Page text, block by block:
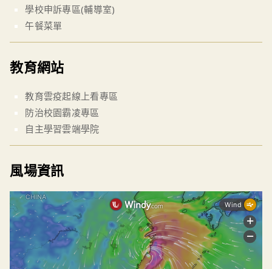
學校申訴專區(輔導室)
午餐菜單
教育網站
教育雲疫起線上看專區
防治校園霸凌專區
自主學習雲端學院
風場資訊